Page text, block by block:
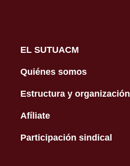
EL SUTUACM
Quiénes somos
Estructura y organización
Afíliate
Participación sindical